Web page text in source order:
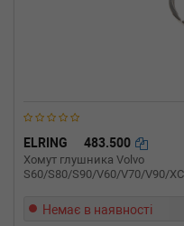
ELRING 483.500
Хомут глушника Volvo
S60/S80/S90/V60/V70/V90/
Немає в наявності